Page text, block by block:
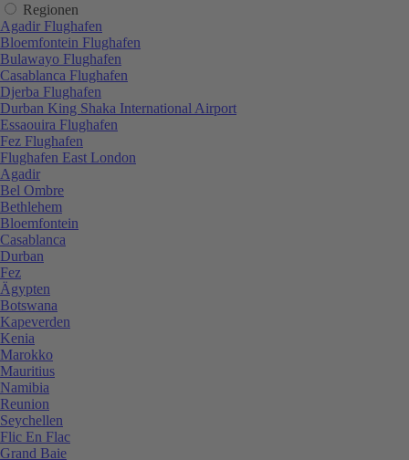
Regionen
Agadir Flughafen
Bloemfontein Flughafen
Bulawayo Flughafen
Casablanca Flughafen
Djerba Flughafen
Durban King Shaka International Airport
Essaouira Flughafen
Fez Flughafen
Flughafen East London
Agadir
Bel Ombre
Bethlehem
Bloemfontein
Casablanca
Durban
Fez
Ägypten
Botswana
Kapeverden
Kenia
Marokko
Mauritius
Namibia
Reunion
Seychellen
Flic En Flac
Grand Baie